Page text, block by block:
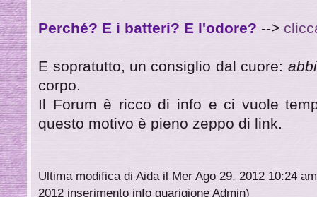
Perché? E i batteri? E l'odore? -->
E sopratutto, un consiglio dal cuore:
corpo.
Il Forum è ricco di info e ci vuole
questo motivo è pieno zeppo di link.
Ultima modifica di Aida il Mer Ago 29, 2012 10:24
2012 inserimento info guarigione Admin)